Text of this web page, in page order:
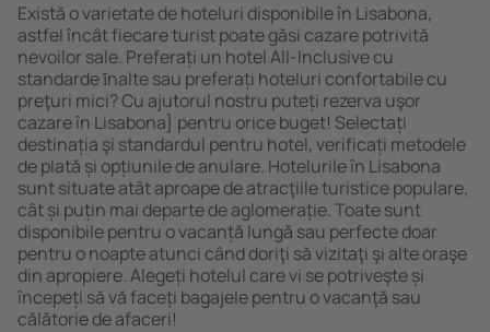
Există o varietate de hoteluri disponibile în Lisabona,
astfel încât fiecare turist poate găsi cazare potrivită
nevoilor sale. Preferați un hotel All-Inclusive cu
standarde ȋnalte sau preferați hoteluri confortabile cu
preţuri mici? Cu ajutorul nostru puteți rezerva uşor
cazare în Lisabona} pentru orice buget! Selectați
destinația şi standardul pentru hotel, verificați metodele
de plată și opțiunile de anulare. Hotelurile în Lisabona
sunt situate atât aproape de atracţiile turistice populare,
cât și puțin mai departe de aglomerație. Toate sunt
disponibile pentru o vacanță lungă sau perfecte doar
pentru o noapte atunci când doriţi să vizitaţi şi alte oraşe
din apropiere. Alegeți hotelul care vi se potriveşte și
începeți să vă faceți bagajele pentru o vacanţă sau
călătorie de afaceri!